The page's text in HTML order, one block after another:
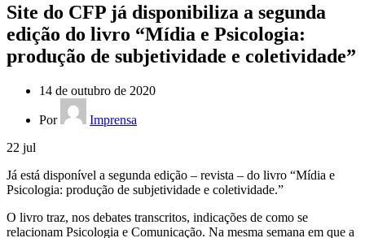
Site do CFP já disponibiliza a segunda
edição do livro “Mídia e Psicologia:
produção de subjetividade e coletividade”
14 de outubro de 2020
Por
Imprensa
22 jul
Já está disponível a segunda edição – revista – do livro “Mídia e
Psicologia: produção de subjetividade e coletividade.”
O livro traz, nos debates transcritos, indicações de como se
relacionam Psicologia e Comunicação. Na mesma semana em que a